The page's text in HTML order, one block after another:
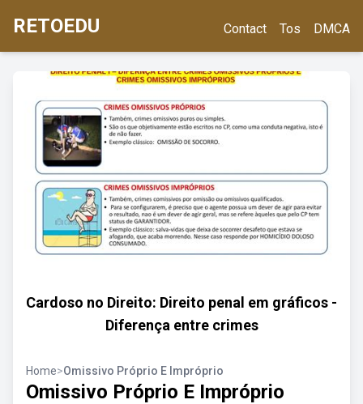
RETOEDU Contact Tos DMCA
Cardoso no Direito: Direito penal em gráficos -
Diferença entre crimes
Home>Omissivo Próprio E Impróprio
Omissivo Próprio E Impróprio